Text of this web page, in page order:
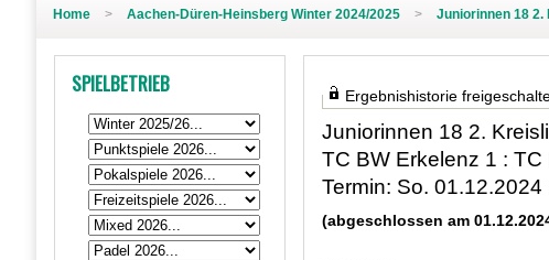
Home > Aachen-Düren-Heinsberg Winter 2024/2025 > Juniorinnen 18 2.
SPIELBETRIEB Ergebnishistorie
Juniorinnen 18 2.
TC BW Erkelenz 1 : TC
Termin: So. 01.12.2024
(abgeschlossen am